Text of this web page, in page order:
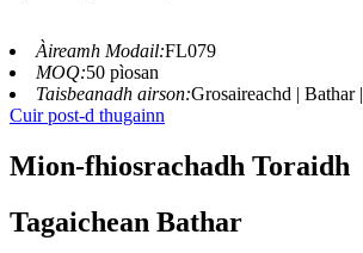
Àireamh Modail:FL079
MOQ:50 pìosan
Taisbeanadh airson:Grosaireachd | Bathar
Cuir post-d thugainn
Mion-fhiosrachadh Toraidh
Tagaichean Bathar